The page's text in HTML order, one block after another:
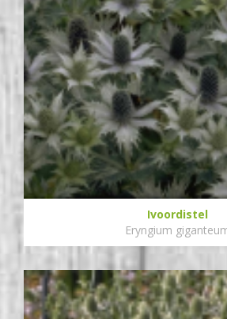
Ivoordistel
Eryngium